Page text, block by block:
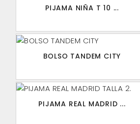
PIJAMA NIÑA T 10 ...
BOLSO TANDEM CITY
PIJAMA REAL MADRID ...